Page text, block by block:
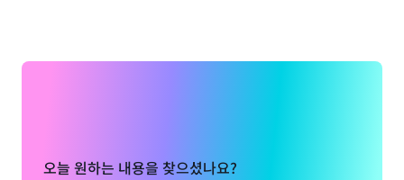
오늘 원하는 내용을 찾으셨나요?